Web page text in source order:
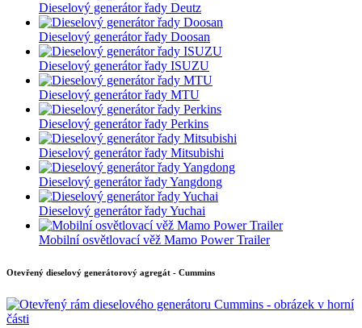
Dieselový generátor řady Deutz
Dieselový generátor řady Doosan
Dieselový generátor řady ISUZU
Dieselový generátor řady MTU
Dieselový generátor řady Perkins
Dieselový generátor řady Mitsubishi
Dieselový generátor řady Yangdong
Dieselový generátor řady Yuchai
Mobilní osvětlovací věž Mamo Power Trailer
Otevřený dieselový generátorový agregát - Cummins